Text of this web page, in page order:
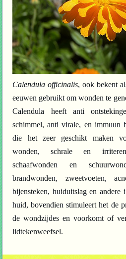
Calendula officinalis, ook bekent
eeuwen gebruikt om wonden te
Calendula heeft anti
schimmel, anti virale, en immuun
die het zeer geschikt maken
wonden, schrale en
schaafwonden en
brandwonden, zweetvoeten,
bijensteken, huiduitslag en andere
huid, bovendien stimuleert het de
de wondzijdes en voorkomt of
lidtekenweefsel.